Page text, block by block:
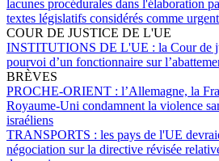
lacunes procédurales dans l'élaboration
textes législatifs considérés comme
COUR DE JUSTICE DE L'UE
INSTITUTIONS DE L'UE : la Cour de
pourvoi d’un fonctionnaire sur
BRÈVES
PROCHE-ORIENT : l’Allemagne, la
Royaume-Uni condamnent la violence
israéliens
TRANSPORTS : les pays de l'UE
négociation sur la directive révisée